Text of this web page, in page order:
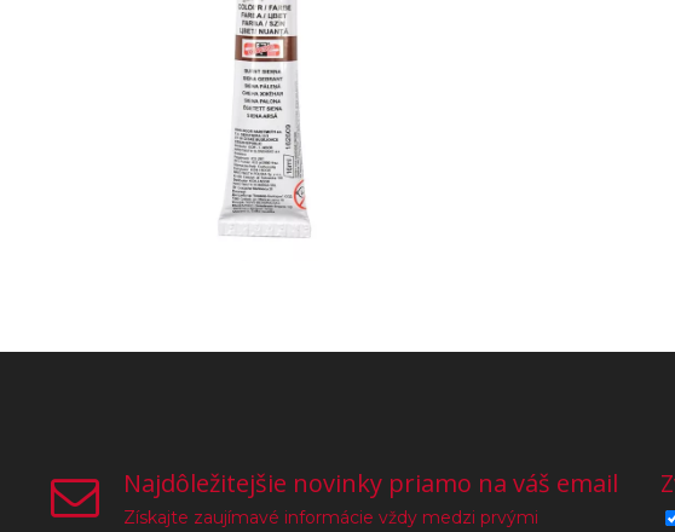
Najdôležitejšie novinky priamo na váš email
Získajte zaujímavé informácie vždy medzi prvými